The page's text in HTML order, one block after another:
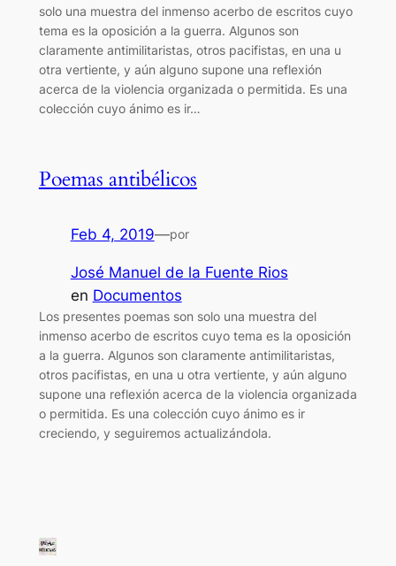
solo una muestra del inmenso acerbo de escritos cuyo
tema es la oposición a la guerra. Algunos son
claramente antimilitaristas, otros pacifistas, en una u
otra vertiente, y aún alguno supone una reflexión
acerca de la violencia organizada o permitida. Es una
colección cuyo ánimo es ir…
Poemas antibélicos
Feb 4, 2019—por
José Manuel de la Fuente Rios
en Documentos
Los presentes poemas son solo una muestra del
inmenso acerbo de escritos cuyo tema es la oposición
a la guerra. Algunos son claramente antimilitaristas,
otros pacifistas, en una u otra vertiente, y aún alguno
supone una reflexión acerca de la violencia organizada
o permitida. Es una colección cuyo ánimo es ir
creciendo, y seguiremos actualizándola.